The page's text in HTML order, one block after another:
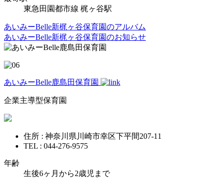
東急田園都市線 梶ヶ谷駅
あいみーBelle新梶ヶ谷保育園のアルバム
あいみーBelle新梶ヶ谷保育園のお知らせ
あいみーBelle鹿島田保育園
企業主導型保育園
住所 : 神奈川県川崎市幸区下平間207-11
TEL : 044-276-9575
年齢
生後6ヶ月から2歳児まで